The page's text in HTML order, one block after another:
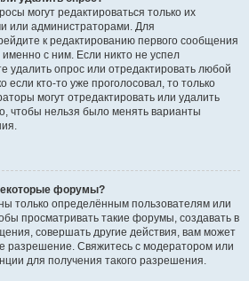
могут редактироваться только их
или администраторами. Для
к редактированию первого сообщения
именно с ним. Если никто не успел
удалить опрос или отредактировать любой
если кто-то уже проголосовал, то только
могут отредактировать или удалить
чтобы нельзя было менять варианты
форумы?
только определённым пользователям или
просматривать такие форумы, создавать в
совершать другие действия, вам может
разрешение. Свяжитесь с модератором или
для получения такого разрешения.